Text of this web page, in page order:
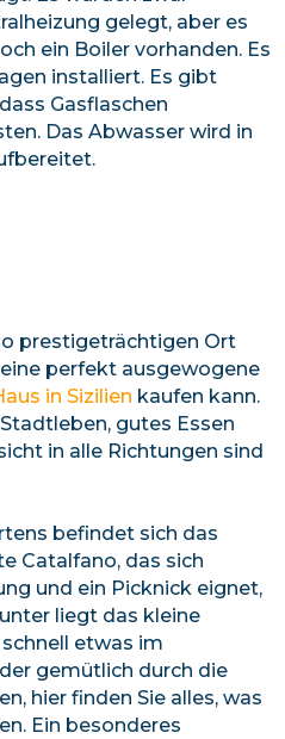
gelegt, aber es
ein Boiler vorhanden. Es
installiert. Es gibt
Gasflaschen
Das Abwasser wird in
prestigeträchtigen Ort
perfekt ausgewogene
in Sizilien kaufen kann.
gutes Essen
in alle Richtungen sind
befindet sich das
Catalfano, das sich
und ein Picknick eignet,
liegt das kleine
etwas im
gemütlich durch die
hier finden Sie alles, was
Ein besonderes